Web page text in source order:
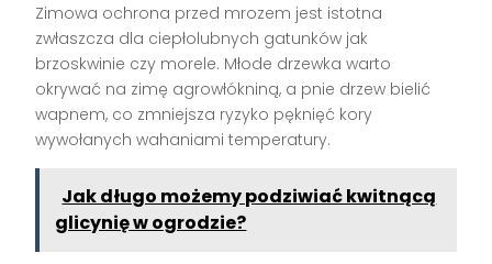
Zimowa ochrona przed mrozem jest istotna
zwłaszcza dla ciepłolubnych gatunków jak
brzoskwinie czy morele. Młode drzewka warto
okrywać na zimę agrowłókniną, a pnie drzew bielić
wapnem, co zmniejsza ryzyko pęknięć kory
wywołanych wahaniami temperatury.
Jak długo możemy podziwiać kwitnącą
glicynię w ogrodzie?